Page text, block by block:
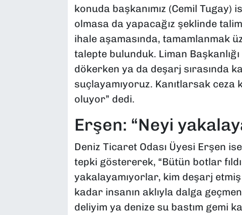
konuda başkanımız (Cemil
olmasa da yapacağız şeklinde
ihale aşamasında, tamamlanmak
talepte bulunduk. Liman
dökerken ya da deşarj sırasında
suçlayamıyoruz. Kanıtlarsak
oluyor” dedi.
Erşen: “Neyi
Deniz Ticaret Odası Üyesi Erşen
tepki göstererek, “Bütün botlar
yakalayamıyorlar, kim deşarj
kadar insanın aklıyla dalga
deliyim ya denize su bastım gemi